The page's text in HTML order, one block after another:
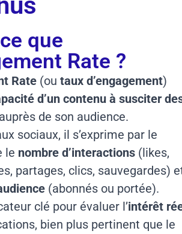
que
Rate ?
Rate (outaux d’engagement)
d’un contenu à susciter
auprès de son audience.
sociaux, il s’exprime par le
le nombre d’interactions (likes,
partages, clics, sauvegardes)
(abonnés ou portée).
clé pour évaluer l’intérêt
bien plus pertinent que le